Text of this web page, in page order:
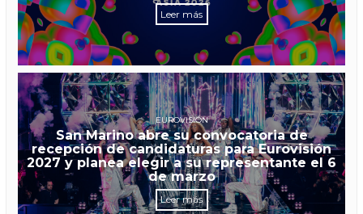
Leer más
EUROVISIÓN
San Marino abre su convocatoria de
recepción de candidaturas para Eurovisión
2027 y planea elegir a su representante el 6
de marzo
Leer más